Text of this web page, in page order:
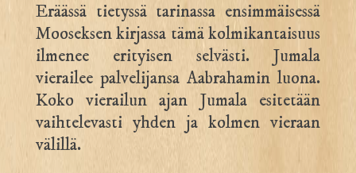
Eräässä tietyssä tarinassa ensimmäisessä
Mooseksen kirjassa tämä kolmikantaisuus
ilmenee erityisen selvästi. Jumala
vierailee palvelijansa Aabrahamin luona.
Koko vierailun ajan Jumala esitetään
vaihtelevasti yhden ja kolmen vieraan
välillä.